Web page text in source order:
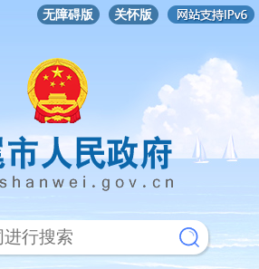
无障碍版 关怀版